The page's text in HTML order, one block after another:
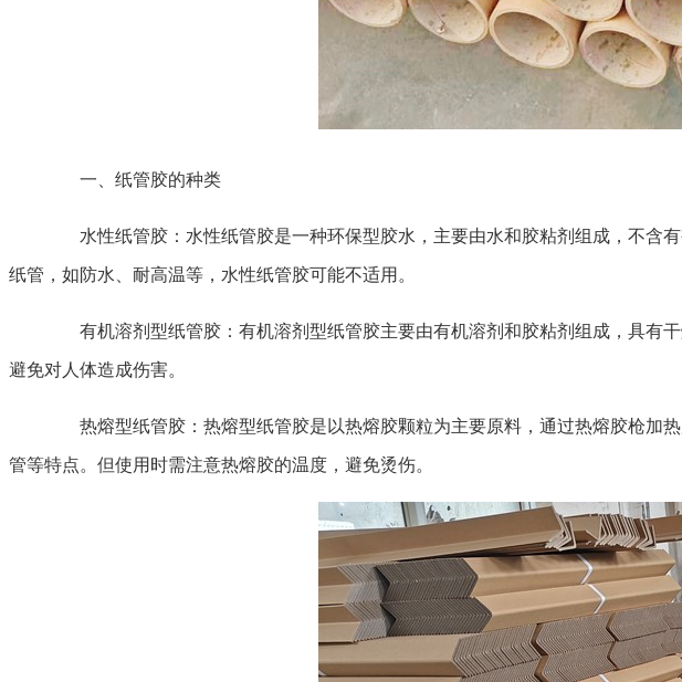
一、纸管胶的种类
水性纸管胶：水性纸管胶是一种环保型胶水，主要由水和胶粘剂组成，不含
纸管，如防水、耐高温等，水性纸管胶可能不适用。
有机溶剂型纸管胶：有机溶剂型纸管胶主要由有机溶剂和胶粘剂组成，具有干
避免对人体造成伤害。
热熔型纸管胶：热熔型纸管胶是以热熔胶颗粒为主要原料，通过热熔胶枪加
管等特点。但使用时需注意热熔胶的温度，避免烫伤。